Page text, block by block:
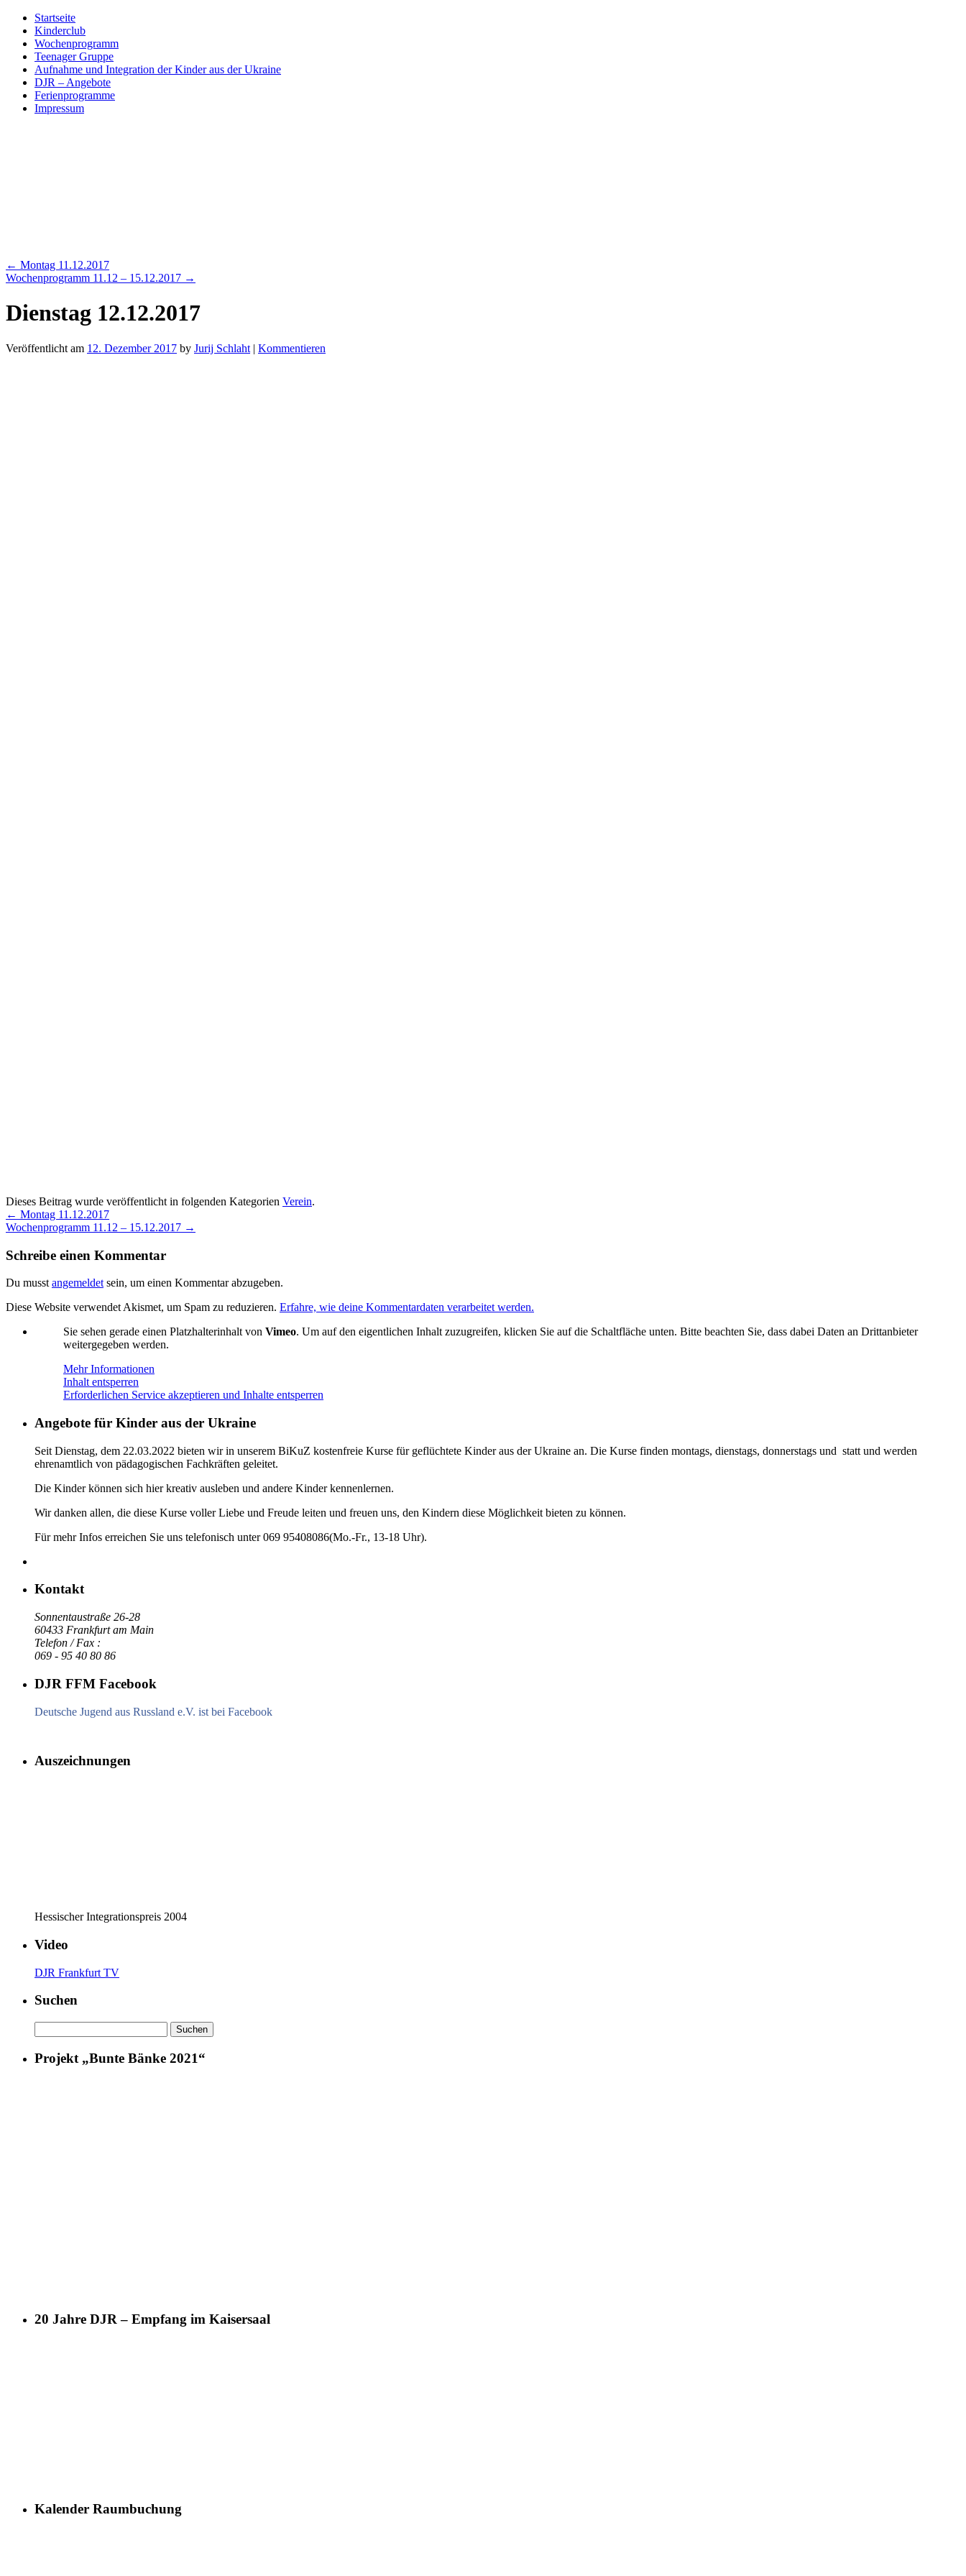
Skip
content
Startseite
Kinderclub
Wochenprogramm
Teenager Gruppe
Aufnahme und Integration der Kinder aus der Ukraine
DJR – Angebote
Ferienprogramme
Impressum
← Montag 11.12.2017
Wochenprogramm 11.12 – 15.12.2017 →
Dienstag 12.12.2017
Veröffentlicht am 12. Dezember 2017 by Jurij Schlaht | Kommentieren
Dieses Beitrag wurde veröffentlicht in folgenden Kategorien Verein.
← Montag 11.12.2017
Wochenprogramm 11.12 – 15.12.2017 →
Schreibe einen Kommentar
Du musst angemeldet sein, um einen Kommentar abzugeben.
Diese Website verwendet Akismet, um Spam zu reduzieren. Erfahre, wie deine Kommentardaten verarbeitet werden.
Sie sehen gerade einen Platzhalterinhalt von Vimeo. Um auf den eigentlichen Inhalt zuzugreifen, klicken Sie auf die Schaltfläche unten. Bitte beachten Sie, dass dabei Daten an Drittanbieter
weitergegeben werden.
Mehr Informationen
Inhalt entsperren
Erforderlichen Service akzeptieren und Inhalte entsperren
Angebote für Kinder aus der Ukraine
Seit Dienstag, dem 22.03.2022 bieten wir in unserem BiKuZ kostenfreie Kurse für geflüchtete Kinder aus der Ukraine an. Die Kurse finden montags, dienstags, donnerstags und statt und werden
ehrenamtlich von pädagogischen Fachkräften geleitet.
Die Kinder können sich hier kreativ ausleben und andere Kinder kennenlernen.
Wir danken allen, die diese Kurse voller Liebe und Freude leiten und freuen uns, den Kindern diese Möglichkeit bieten zu können.
Für mehr Infos erreichen Sie uns telefonisch unter 069 95408086(Mo.-Fr., 13-18 Uhr).
Kontakt
Sonnentaustraße 26-28
60433 Frankfurt am Main
Telefon / Fax :
069 - 95 40 80 86
DJR FFM Facebook
Deutsche Jugend aus Russland e.V. ist bei Facebook
Auszeichnungen
Hessischer Integrationspreis 2004
Video
DJR Frankfurt TV
Suchen
nach:
Projekt „Bunte Bänke 2021“
20 Jahre DJR – Empfang im Kaisersaal
Kalender Raumbuchung